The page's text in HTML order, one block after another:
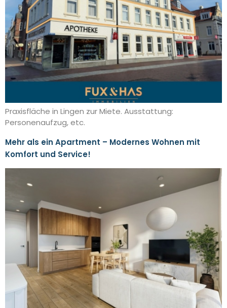
Praxisfläche in Lingen zur Miete. Ausstattung:
Personenaufzug, etc.
Mehr als ein Apartment – Modernes Wohnen mit
Komfort und Service!